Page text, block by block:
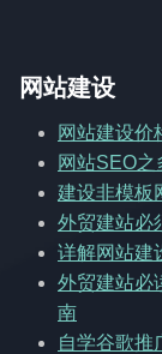
网站建设
网站建设价
网站SEO
建设非模板
外贸建站必
详解网站建
外贸建站必
南
自学谷歌推